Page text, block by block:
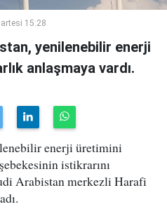
15:28
yenilenebilir enerji
anlaşmaya vardı.
enerji üretimini
istikrarını
Arabistan merkezli Harafi